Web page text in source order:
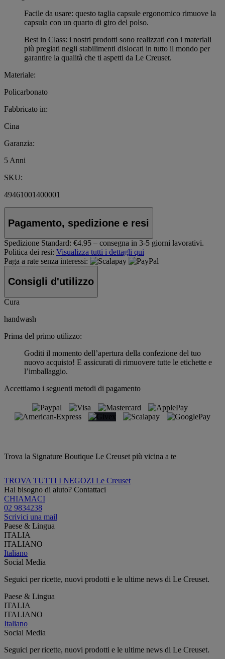
Facile da usare: questo taglia capsule ergonomico rimuove la
capsula con un quarto di giro del polso.
Best in Class: i nostri prodotti sono realizzati con i materiali
più pregiati negli stabilimenti dislocati in tutto il mondo per
garantire la qualità che ti aspetti da Le Creuset.
Materiale:
Policarbonato
Fabbricato in:
Cina
Garanzia:
5 Anni
SKU:
49461001400001
Pagamento, spedizione e resi
Spedizione Standard: €4.95 – consegna in 3-5 giorni lavorativi.
Politica dei resi: Visualizza tutti i dettagli qui
Paga a rate senza interessi:
Consigli d'utilizzo
Cura
handwash
Prima del primo utilizzo:
Goditi il momento dell’apertura della confezione del tuo
nuovo acquisto! E assicurati di rimuovere tutte le etichette e
l’imballaggio.
Accettiamo i seguenti metodi di pagamento
Trova la Signature Boutique Le Creuset più vicina a te
TROVA TUTTI I NEGOZI Le Creuset
Hai bisogno di aiuto? Contattaci
CHIAMACI
02 9834238
Scrivici una mail
Paese & Lingua
ITALIA
ITALIANO
Italiano
Social Media
Seguici per ricette, nuovi prodotti e le ultime news di Le Creuset.
Paese & Lingua
ITALIA
ITALIANO
Italiano
Social Media
Seguici per ricette, nuovi prodotti e le ultime news di Le Creuset.